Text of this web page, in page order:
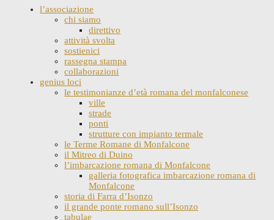
l’associazione
chi siamo
direttivo
attività svolta
sostienici
rassegna stampa
collaborazioni
genius loci
le testimonianze d’età romana del monfalconese
ville
strade
ponti
strutture con impianto termale
le Terme Romane di Monfalcone
il Mitreo di Duino
l’imbarcazione romana di Monfalcone
galleria fotografica imbarcazione romana di
Monfalcone
storia di Farra d’Isonzo
il grande ponte romano sull’Isonzo
tabulae